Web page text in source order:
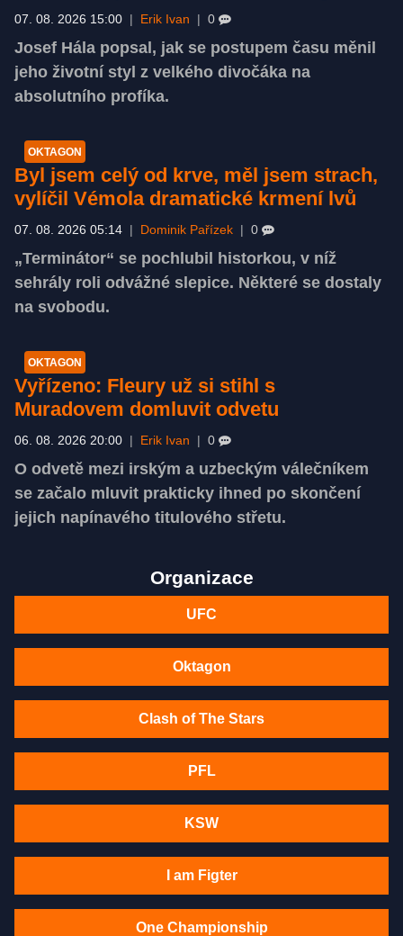
07. 08. 2026 15:00 | Erik Ivan | 0
Josef Hála popsal, jak se postupem času měnil
jeho životní styl z velkého divočáka na
absolutního profíka.
OKTAGON
Byl jsem celý od krve, měl jsem strach,
vylíčil Vémola dramatické krmení lvů
07. 08. 2026 05:14 | Dominik Pařízek | 0
„Terminátor“ se pochlubil historkou, v níž
sehrály roli odvážné slepice. Některé se dostaly
na svobodu.
OKTAGON
Vyřízeno: Fleury už si stihl s
Muradovem domluvit odvetu
06. 08. 2026 20:00 | Erik Ivan | 0
O odvetě mezi irským a uzbeckým válečníkem
se začalo mluvit prakticky ihned po skončení
jejich napínavého titulového střetu.
Organizace
UFC
Oktagon
Clash of The Stars
PFL
KSW
I am Figter
One Championship